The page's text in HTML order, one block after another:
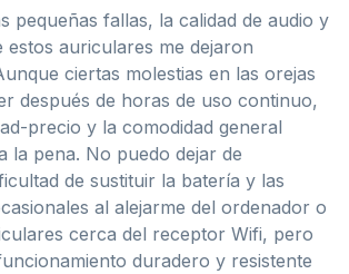
pequeñas fallas, la calidad de audio y
estos auriculares me dejaron
ciertas molestias en las orejas
después de horas de uso continuo,
precio y la comodidad general
la pena. No puedo dejar de
de sustituir la batería y las
al alejarme del ordenador o
cerca del receptor Wifi, pero
duradero y resistente